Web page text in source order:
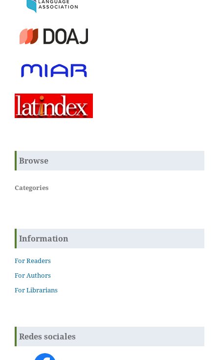
Browse
Categories
Information
For Readers
For Authors
For Librarians
Redes sociales